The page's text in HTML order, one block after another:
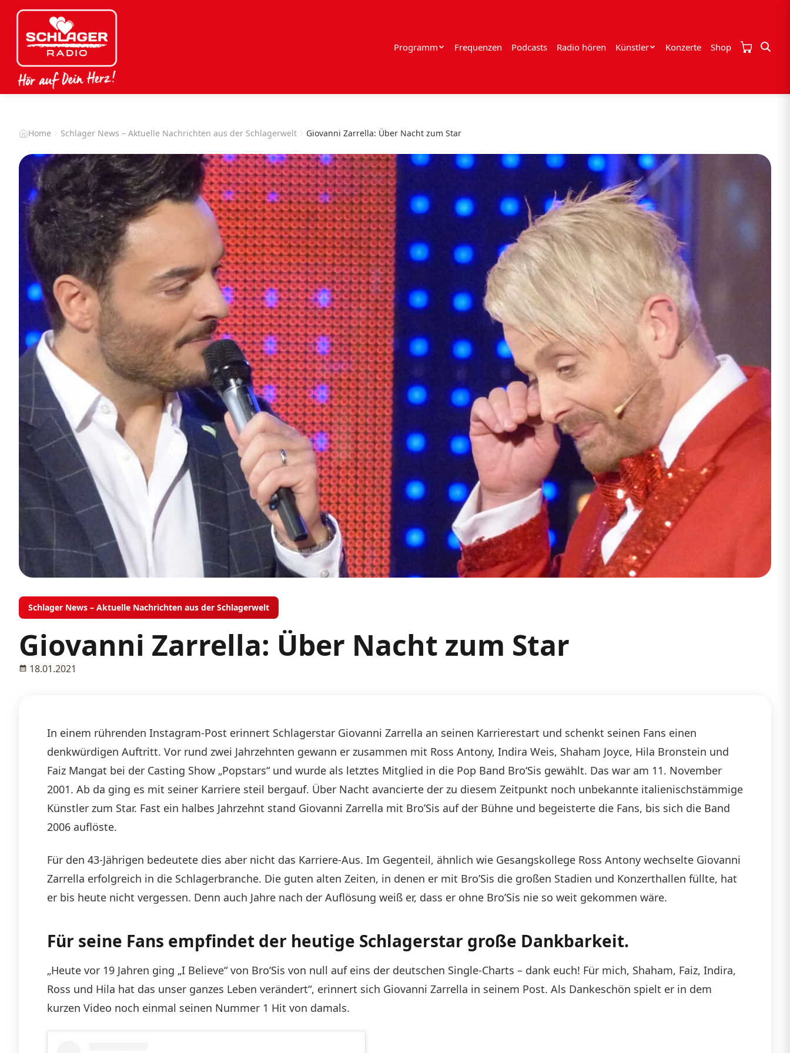
Programm Frequenzen Podcasts Radio hören Künstler Konzerte Shop
Home Schlager News – Aktuelle Nachrichten aus der Schlagerwelt Giovanni Zarrella: Über Nacht zum Star
Schlager News – Aktuelle Nachrichten aus der Schlagerwelt
Giovanni Zarrella: Über Nacht zum Star
18.01.2021
In einem rührenden Instagram-Post erinnert Schlagerstar Giovanni Zarrella an seinen Karrierestart und schenkt seinen Fans einen
denkwürdigen Auftritt. Vor rund zwei Jahrzehnten gewann er zusammen mit Ross Antony, Indira Weis, Shaham Joyce, Hila Bronstein und
Faiz Mangat bei der Casting Show „Popstars“ und wurde als letztes Mitglied in die Pop Band Bro‘Sis gewählt. Das war am 11. November
2001. Ab da ging es mit seiner Karriere steil bergauf. Über Nacht avancierte der zu diesem Zeitpunkt noch unbekannte italienischstämmige
Künstler zum Star. Fast ein halbes Jahrzehnt stand Giovanni Zarrella mit Bro’Sis auf der Bühne und begeisterte die Fans, bis sich die Band
2006 auflöste.
Für den 43-Jährigen bedeutete dies aber nicht das Karriere-Aus. Im Gegenteil, ähnlich wie Gesangskollege Ross Antony wechselte Giovanni
Zarrella erfolgreich in die Schlagerbranche. Die guten alten Zeiten, in denen er mit Bro’Sis die großen Stadien und Konzerthallen füllte, hat
er bis heute nicht vergessen. Denn auch Jahre nach der Auflösung weiß er, dass er ohne Bro’Sis nie so weit gekommen wäre.
Für seine Fans empfindet der heutige Schlagerstar große Dankbarkeit.
„Heute vor 19 Jahren ging „I Believe“ von Bro‘Sis von null auf eins der deutschen Single-Charts – dank euch! Für mich, Shaham, Faiz, Indira,
Ross und Hila hat das unser ganzes Leben verändert“, erinnert sich Giovanni Zarrella in seinem Post. Als Dankeschön spielt er in dem
kurzen Video noch einmal seinen Nummer 1 Hit von damals.